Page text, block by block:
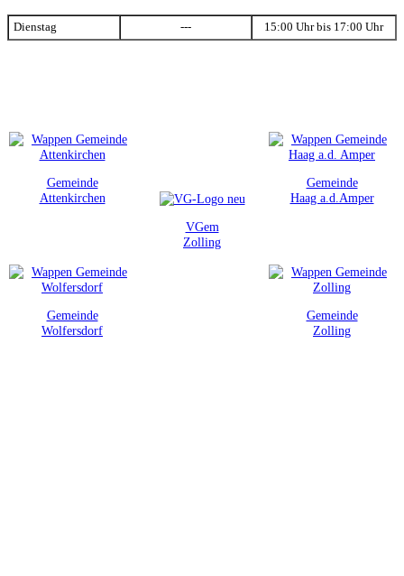
Dienstag --- 15:00 Uhr bis 17:00 Uhr
Gemeinde
Attenkirchen
VGem
Zolling
Gemeinde
Haag a.d.Amper
Gemeinde
Wolfersdorf
Gemeinde
Zolling